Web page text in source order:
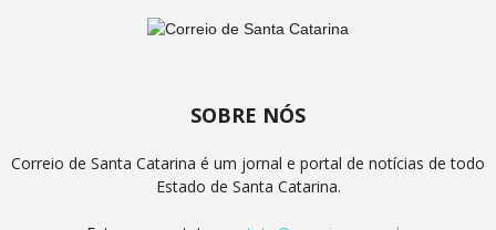
SOBRE NÓS
Correio de Santa Catarina é um jornal e portal de notícias de todo
Estado de Santa Catarina.